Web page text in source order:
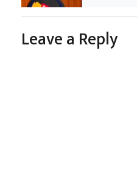
Leave a Reply